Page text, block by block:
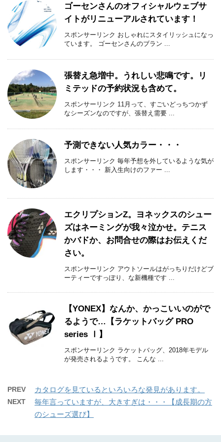
ゴーセンさんのオフィシャルウェブサ
イトがリニューアルされています！
スポンサーリンク おしゃれにスタイリッシュになっ
ています。 ゴーセンさんのブラン ...
張替え急増中。うれしい悲鳴です。リ
ミテッドの予約状況も含めて。
スポンサーリンク 11月って、すごいどっちつかず
なシーズンなのですが、張替え需要 ...
予測できない人気カラー・・・
スポンサーリンク 毎年予想を外しているような気が
します・・・ 新入生向けのファー ...
エクリプションZ。ヨネックスのシュー
ズはネーミングが我々泣かせ。テニス
かバドか、お問合せの際はお伝えくだ
さい。
スポンサーリンク アウトソールはがっちりだけどブ
ーティーですっぽり、な新機種です ...
【YONEX】なんか、かっこいいのがで
るようで…【ラケットバッグ PRO
series Ⅰ】
スポンサーリンク ラケットバッグ、2018年モデル
が発売されるようです。 こんな ...
PREV カタログを見ているといろいろな発見があります。
NEXT
毎年言っていますが、大きすぎは・・・【成長期の方
のシューズ選び】